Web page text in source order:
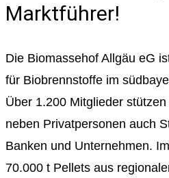
Marktführer!
Die Biomassehof Allgäu eG
für Biobrennstoffe im
Über 1.200 Mitglieder
neben Privatpersonen auch
Banken und Unternehmen.
70.000 t Pellets aus